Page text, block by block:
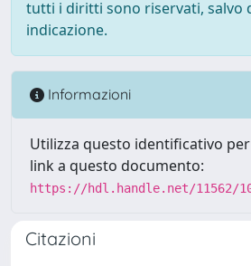
tutti i diritti sono riservati, salvo
indicazione.
Informazioni
Utilizza questo identificativo
link a questo documento:
https://hdl.handle.net/11562/
Citazioni